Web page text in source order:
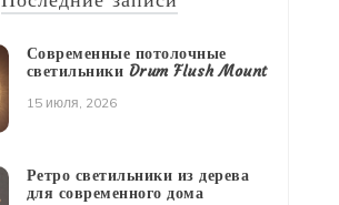
Современные потолочные
светильники Drum Flush Mount
15 июля, 2026
Ретро светильники из дерева
для современного дома